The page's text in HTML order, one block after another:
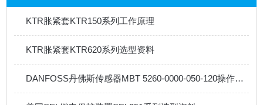
KTR胀紧套KTR150系列工作原理
KTR胀紧套KTR620系列选型资料
DANFOSS丹佛斯传感器MBT 5260-0000-050-120操作注意事项